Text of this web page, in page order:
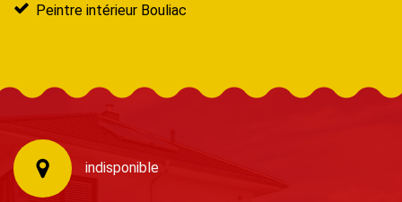
Peintre intérieur Bouliac
indisponible